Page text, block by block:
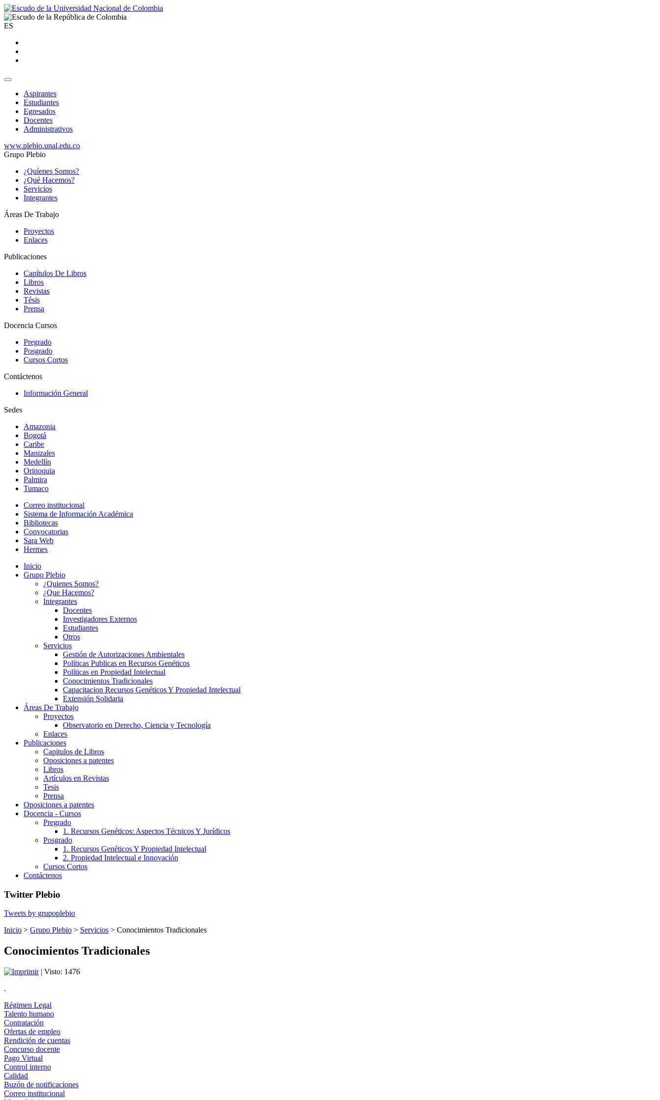
ES
Aspirantes
Estudiantes
Egresados
Docentes
Administrativos
www.plebio.unal.edu.co
Grupo Plebio
¿Quíenes Somos?
¿Qué Hacemos?
Servicios
Integrantes
Áreas De Trabajo
Proyectos
Enlaces
Publicaciones
Capítulos De Libros
Libros
Revistas
Tésis
Prensa
Docencia Cursos
Pregrado
Posgrado
Cursos Cortos
Contáctenos
Información General
Sedes
Amazonia
Bogotá
Caribe
Manizales
Medellín
Orinoquia
Palmira
Tumaco
Correo institucional
Sistema de Información Académica
Bibliotecas
Convocatorias
Sara Web
Hermes
Inicio
Grupo Plebio
¿Quienes Somos?
¿Que Hacemos?
Integrantes
Docentes
Investigadores Externos
Estudiantes
Otros
Servicios
Gestión de Autorizaciones Ambientales
Políticas Publicas en Recursos Genéticos
Políticas en Propiedad Intelectual
Conocimientos Tradicionales
Capacitacion Recursos Genéticos Y Propiedad Intelectual
Extensión Solidaria
Áreas De Trabajo
Proyectos
Observatorio en Derecho, Ciencia y Tecnología
Enlaces
Publicaciones
Capitulos de Libros
Oposiciones a patentes
Libros
Artículos en Revistas
Tesis
Prensa
Oposiciones a patentes
Docencia - Cursos
Pregrado
1. Recursos Genéticos: Aspectos Técnicos Y Jurídicos
Posgrado
1. Recursos Genéticos Y Propiedad Intelectual
2. Propiedad Intelectual e Innovación
Cursos Cortos
Contáctenos
Twitter Plebio
Tweets by grupoplebio
Inicio > Grupo Plebio > Servicios > Conocimientos Tradicionales
Conocimientos Tradicionales
| Visto: 1476
.
Régimen Legal
Talento humano
Contratación
Ofertas de empleo
Rendición de cuentas
Concurso docente
Pago Virtual
Control interno
Calidad
Buzón de notificaciones
Correo institucional